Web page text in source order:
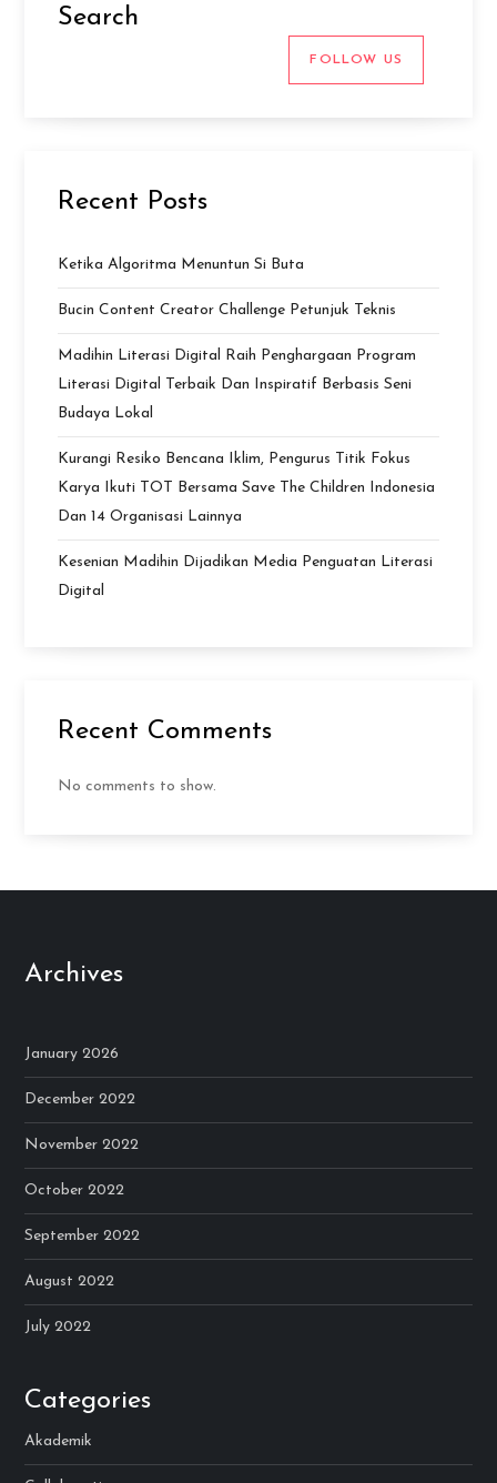
Search
FOLLOW US
Recent Posts
Ketika Algoritma Menuntun Si Buta
Bucin Content Creator Challenge Petunjuk Teknis
Madihin Literasi Digital Raih Penghargaan Program
Literasi Digital Terbaik Dan Inspiratif Berbasis Seni
Budaya Lokal
Kurangi Resiko Bencana Iklim, Pengurus Titik Fokus
Karya Ikuti TOT Bersama Save The Children Indonesia
Dan 14 Organisasi Lainnya
Kesenian Madihin Dijadikan Media Penguatan Literasi
Digital
Recent Comments
No comments to show.
Archives
January 2026
December 2022
November 2022
October 2022
September 2022
August 2022
July 2022
Categories
Akademik